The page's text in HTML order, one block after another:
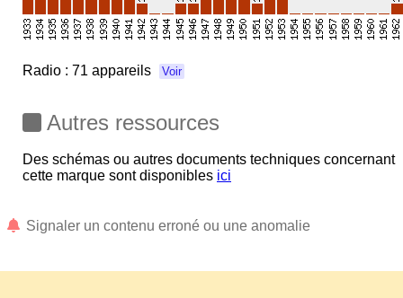
Radio : 71 appareils Voir
Autres ressources
Des schémas ou autres documents techniques concernant
cette marque sont disponibles ici
Signaler un contenu erroné ou une anomalie